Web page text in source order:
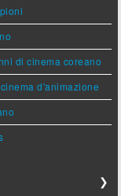
di cinema coreano
d'animazione
❯